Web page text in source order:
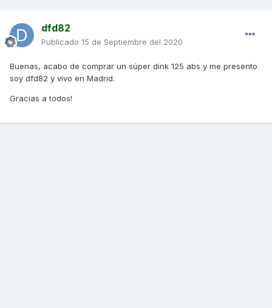
dfd82
Publicado 15 de Septiembre del 2020
Buenas, acabo de comprar un súper dink 125 abs y me presento
soy dfd82 y vivo en Madrid.
Gracias a todos!